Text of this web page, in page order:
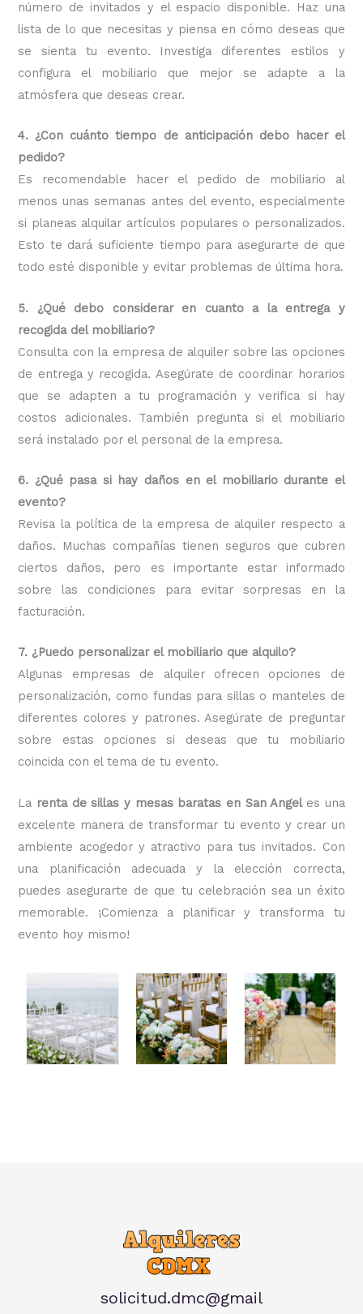
número de invitados y el espacio disponible. Haz una
lista de lo que necesitas y piensa en cómo deseas que
se sienta tu evento. Investiga diferentes estilos y
configura el mobiliario que mejor se adapte a la
atmósfera que deseas crear.
4. ¿Con cuánto tiempo de anticipación debo hacer el
pedido?
Es recomendable hacer el pedido de mobiliario al
menos unas semanas antes del evento, especialmente
si planeas alquilar artículos populares o personalizados.
Esto te dará suficiente tiempo para asegurarte de que
todo esté disponible y evitar problemas de última hora.
5. ¿Qué debo considerar en cuanto a la entrega y
recogida del mobiliario?
Consulta con la empresa de alquiler sobre las opciones
de entrega y recogida. Asegúrate de coordinar horarios
que se adapten a tu programación y verifica si hay
costos adicionales. También pregunta si el mobiliario
será instalado por el personal de la empresa.
6. ¿Qué pasa si hay daños en el mobiliario durante el
evento?
Revisa la política de la empresa de alquiler respecto a
daños. Muchas compañías tienen seguros que cubren
ciertos daños, pero es importante estar informado
sobre las condiciones para evitar sorpresas en la
facturación.
7. ¿Puedo personalizar el mobiliario que alquilo?
Algunas empresas de alquiler ofrecen opciones de
personalización, como fundas para sillas o manteles de
diferentes colores y patrones. Asegúrate de preguntar
sobre estas opciones si deseas que tu mobiliario
coincida con el tema de tu evento.
La renta de sillas y mesas baratas en San Angel es una
excelente manera de transformar tu evento y crear un
ambiente acogedor y atractivo para tus invitados. Con
una planificación adecuada y la elección correcta,
puedes asegurarte de que tu celebración sea un éxito
memorable. ¡Comienza a planificar y transforma tu
evento hoy mismo!
solicitud.dmc@gmail